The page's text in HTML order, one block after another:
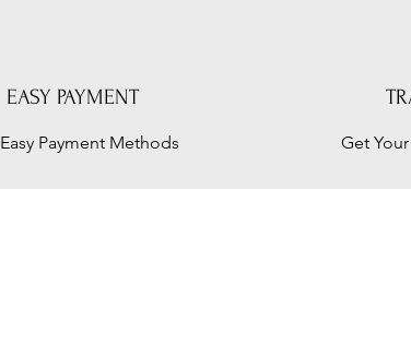
EASY PAYMENT
Easy Payment Methods Get